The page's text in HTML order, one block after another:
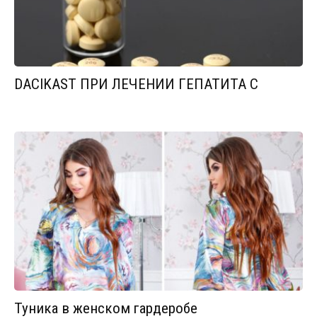
DACIKAST ПРИ ЛЕЧЕНИИ ГЕПАТИТА С
Туника в женском гардеробе